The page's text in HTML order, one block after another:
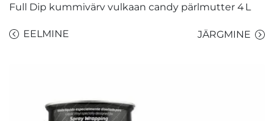
Full Dip kummivärv vulkaan candy pärlmutter 4 L
EELMINE JÄRGMINE